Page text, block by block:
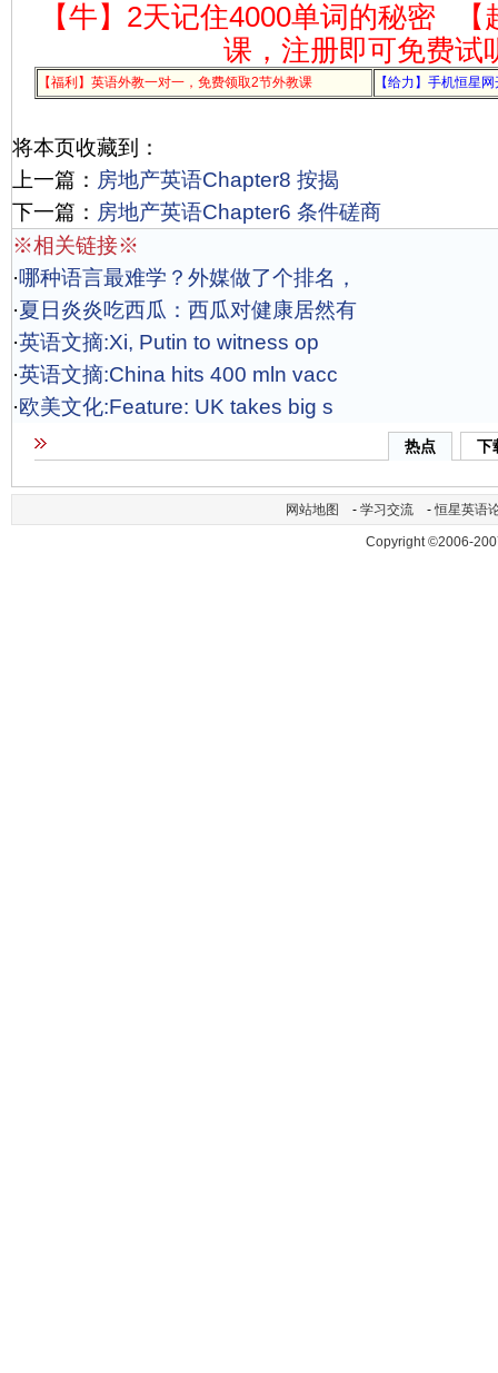
【牛】2天记住4000单词的秘密
课，注册即可免费试
【福利】英语外教一对一，免费领取2节外教课 【给力】手机恒星
将本页收藏到：
上一篇： 房地产英语Chapter8 按揭
下一篇： 房地产英语Chapter6 条件磋商
※相关链接※
·哪种语言最难学？外媒做了个排名，
·夏日炎炎吃西瓜：西瓜对健康居然有
·英语文摘:Xi, Putin to witness op
·英语文摘:China hits 400 mln vacc
·欧美文化:Feature: UK takes big s
热点 下
网站地图 - 学习交流 -恒星英语
Copyright ©2006-